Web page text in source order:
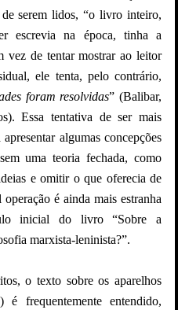
serem lidos, “o livro inteiro,
escrevia na época, tinha a
vez de tentar mostrar ao leitor
ele tenta, pelo contrário,
foram resolvidas” (Balibar,
Essa tentativa de ser mais
algumas concepções
uma teoria fechada, como
e omitir o que oferecia de
é ainda mais estranha
inicial do livro “Sobre a
marxista-leninista?”.
o texto sobre os aparelhos
frequentemente entendido,